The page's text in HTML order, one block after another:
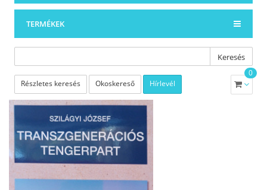
TERMÉKEK
Keresés
Részletes keresés Okoskereső Hírlevél
0